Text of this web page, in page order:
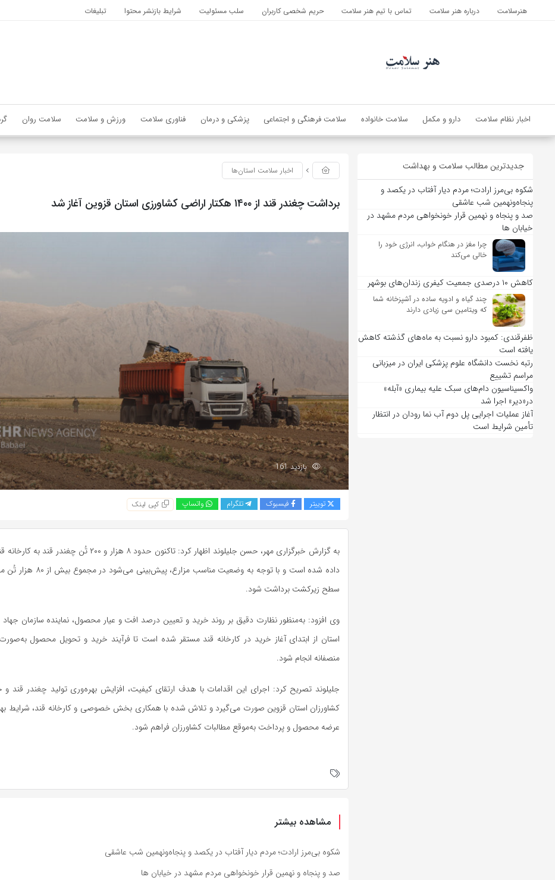
هنرسلامت درباره هنر سلامت تماس با تیم هنر سلامت حریم شخصی کاربران سلب مسئولیت شرایط بازنشر محتوا تبلیغات
اخبار نظام سلامت دارو و مکمل سلامت خانواده سلامت فرهنگی و اجتماعی پزشکی و درمان فناوری سلامت ورزش و سلامت سلامت روان
جدیدترین مطالب سلامت و بهداشت
شکوه بی‌مرز ارادت؛ مردم دیار آفتاب در یکصد و
پنجاه‌ونهمین شب عاشقی
صد و پنجاه و نهمین قرار خونخواهی مردم مشهد در
خیابان ها
چرا مغز در هنگام خواب، انرژی خود را
خالی می‌کند
کاهش ۱۰ درصدی جمعیت کیفری زندان‌های بوشهر
چند گیاه و ادویه ساده در آشپزخانه شما
که ویتامین سی زیادی دارند
ظفرقندی: کمبود دارو نسبت به ماه‌های گذشته کاهش
یافته است
رتبه نخست دانشگاه علوم پزشکی ایران در میزبانی
مراسم تشییع
واکسیناسیون دام‌های سبک علیه بیماری «آبله»
در«دیر» اجرا شد
آغاز عملیات اجرایی پل دوم آب نما رودان در انتظار
تأمین شرایط است
اخبار سلامت استان‌ها
برداشت چغندر قند از ۱۴۰۰ هکتار اراضی کشاورزی استان قزوین آغاز شد
بازدید 161
توییتر فیسبوک تلگرام واتساپ کپی لینک
به گزارش خبرگزاری مهر، حسن جلیلوند اظهار کرد: تاکنون حدود ۸ هزار و ۲۰۰ تُن
داده شده است و با توجه به وضعیت مناسب مزارع،
سطح زیرکشت برداشت شود.
وی افزود: به‌منظور نظارت دقیق بر روند خرید و تعیین درصد افت و عیار محصول، نماینده سازمان
استان از ابتدای آغاز خرید در کارخانه قند مستقر شده است تا فرآیند خرید و تحویل محصول
منصفانه انجام شود.
جلیلوند تصریح کرد: اجرای این اقدامات با هدف ارتقای کیفیت، افزایش بهره‌وری تولید چغندر قند و
کشاورزان استان قزوین صورت می‌گیرد و تلاش شده با همکاری بخش خصوصی و کارخانه قند، شرایط
عرضه محصول و پرداخت به‌موقع مطالبات کشاورزان فراهم شود.
مشاهده بیشتر
شکوه بی‌مرز ارادت؛ مردم دیار آفتاب در یکصد و پنجاه‌ونهمین شب عاشقی
صد و پنجاه و نهمین قرار خونخواهی مردم مشهد در خیابان ها